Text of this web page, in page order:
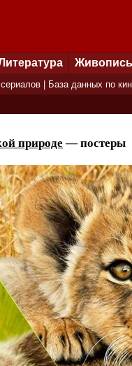
Живопись
База данных по
природе — постеры